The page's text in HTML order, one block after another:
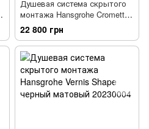
Душевая система скрытого
монтажа Hansgrohe Crometta
E 240 1jet хром 20236000
22 800 грн